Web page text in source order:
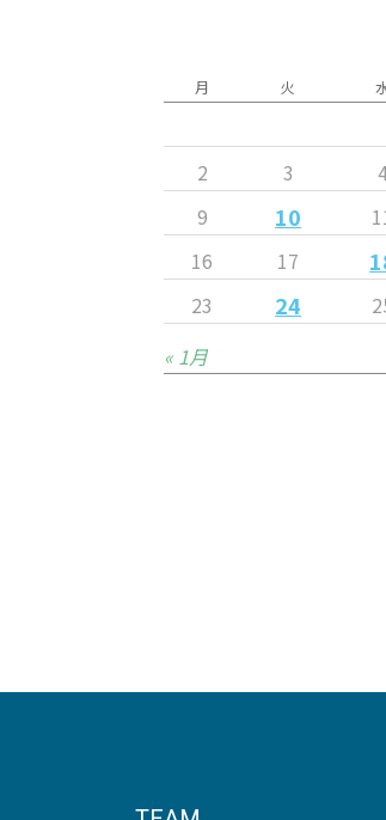
月 火
2 3
9
10
16
17
23
24
« 1月